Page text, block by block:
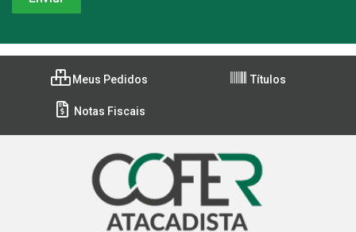
Meus Pedidos Títulos
Notas Fiscais